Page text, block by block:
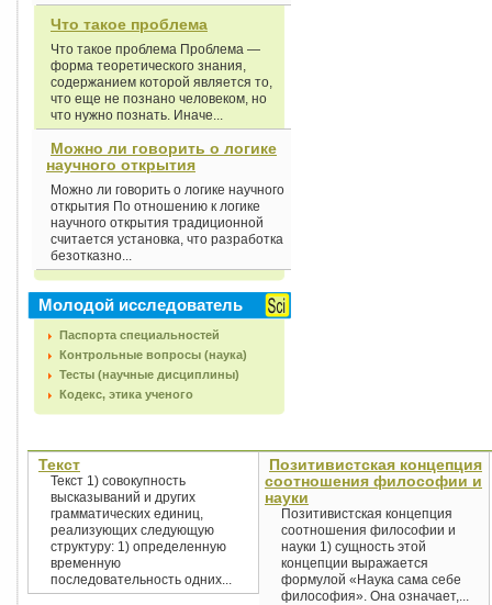
Что такое проблема
Что такое проблема Проблема —
форма теоретического знания,
содержанием которой является то,
что еще не познано человеком, но
что нужно познать. Иначе...
Можно ли говорить о логике
научного открытия
Можно ли говорить о логике научного
открытия По отношению к логике
научного открытия традиционной
считается установка, что разработка
безотказно...
Молодой исследователь
Паспорта специальностей
Контрольные вопросы (наука)
Тесты (научные дисциплины)
Кодекс, этика ученого
Текст
Текст 1) совокупность
высказываний и других
грамматических единиц,
реализующих следующую
структуру: 1) определенную
временную
последовательность одних...
Позитивистская концепция
соотношения философии и
науки
Позитивистская концепция
соотношения философии и
науки 1) сущность этой
концепции выражается
формулой «Наука сама себе
философия». Она означает,...